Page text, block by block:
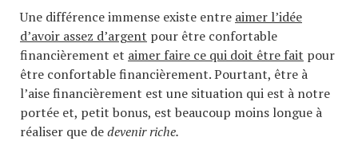
Une différence immense existe entre aimer l’idée
d’avoir assez d’argent pour être confortable
financièrement et aimer faire ce qui doit être fait pour
être confortable financièrement. Pourtant, être à
l’aise financièrement est une situation qui est à notre
portée et, petit bonus, est beaucoup moins longue à
réaliser que dedevenir riche.